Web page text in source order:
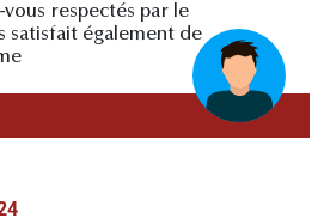
respectés par le
satisfait également de